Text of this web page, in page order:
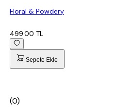
Floral & Powdery
499.00 TL
Sepete Ekle
(0)